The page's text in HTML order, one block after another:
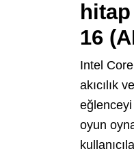
16
Intel
akıcılık
eğlenceyi
oyun